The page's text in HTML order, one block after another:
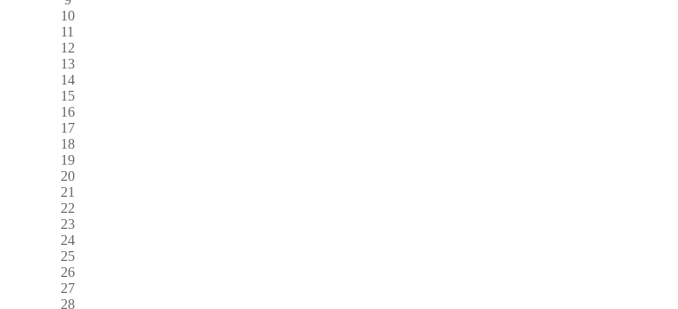
10
11
12
13
14
15
16
17
18
19
20
21
22
23
24
25
26
27
28